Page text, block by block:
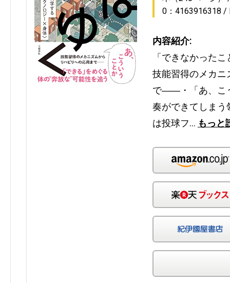
0：4163916318
内容紹介:
「できなかった
技能習得のメカニ
で――・「あ、こ
奏ができてしまう
は投球フ… もっと